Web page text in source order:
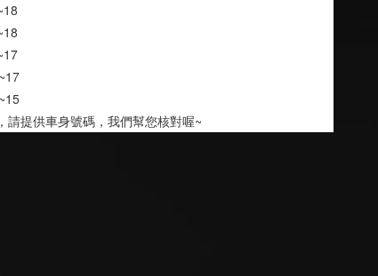
請提供車身號碼，我們幫您核對喔~